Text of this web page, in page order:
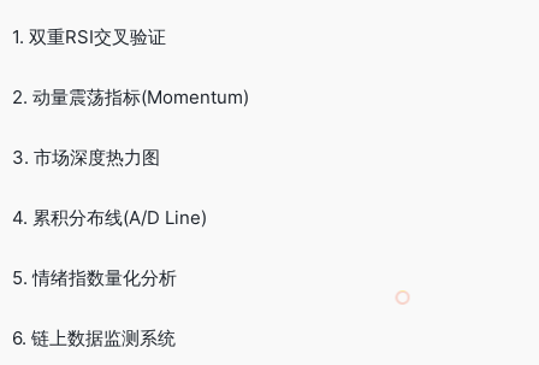
1. 双重RSI交叉验证
2. 动量震荡指标(Momentum)
3. 市场深度热力图
4. 累积分布线(A/D Line)
5. 情绪指数量化分析
6. 链上数据监测系统